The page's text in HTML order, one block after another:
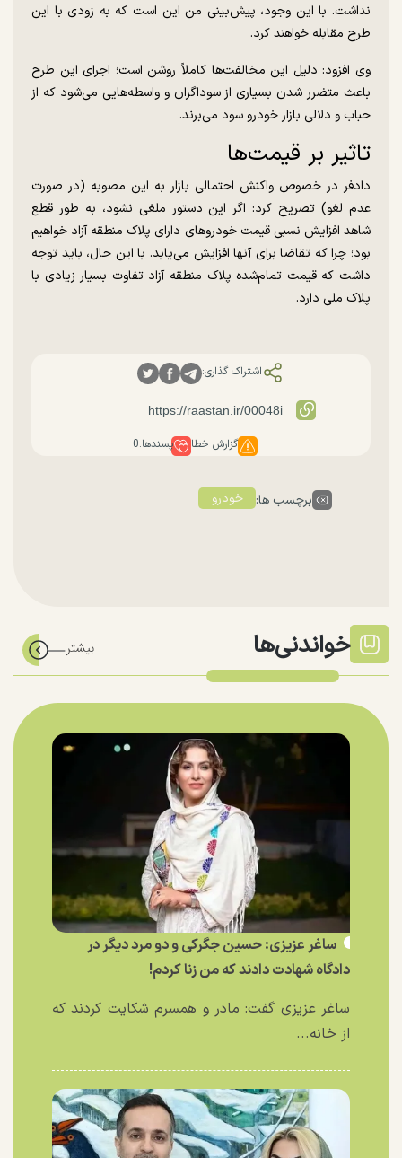
نداشت. با این وجود، پیش‌بینی من این است که به زودی با این
طرح مقابله خواهند کرد.
وی افزود: دلیل این مخالفت‌ها کاملاً روشن است؛ اجرای این طرح
باعث متضرر شدن بسیاری از سوداگران و واسطه‌هایی می‌شود که از
حباب و دلالی بازار خودرو سود می‌برند.
تاثیر بر قیمت‌ها
دادفر در خصوص واکنش احتمالی بازار به این مصوبه (در صورت
عدم لغو) تصریح کرد: اگر این دستور ملغی نشود، به طور قطع
شاهد افزایش نسبی قیمت خودرو‌های دارای پلاک منطقه آزاد خواهیم
بود؛ چرا که تقاضا برای آنها افزایش می‌یابد. با این حال، باید توجه
داشت که قیمت تمام‌شده پلاک منطقه آزاد تفاوت بسیار زیادی با
پلاک ملی دارد.
اشتراک گذاری:
گزارش خطا پسندها:0
برچسب ها: خودرو
خواندنی‌ها
ساغر عزیزی: حسین جگرکی و دو مرد دیگر در
دادگاه شهادت دادند که من زنا کردم!
ساغر عزیزی گفت: مادر و همسرم شکایت کردند که
از خانه...